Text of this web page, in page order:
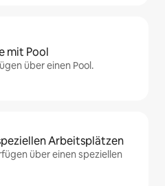
mit Pool
über einen Pool.
Arbeitsplätzen
über einen speziellen